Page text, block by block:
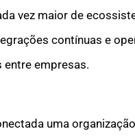
vez maior de
contínuas e
empresas.
uma